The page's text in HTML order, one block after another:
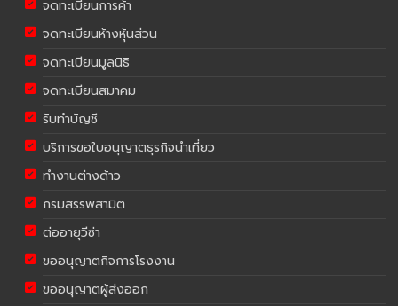
จดทะเบียนการค้า
จดทะเบียนห้างหุ้นส่วน
จดทะเบียนมูลนิธิ
จดทะเบียนสมาคม
รับทำบัญชี
บริการขอใบอนุญาตธุรกิจนำเที่ยว
ทำงานต่างด้าว
กรมสรรพสามิต
ต่ออายุวีซ่า
ขออนุญาตกิจการโรงงาน
ขออนุญาตผู้ส่งออก